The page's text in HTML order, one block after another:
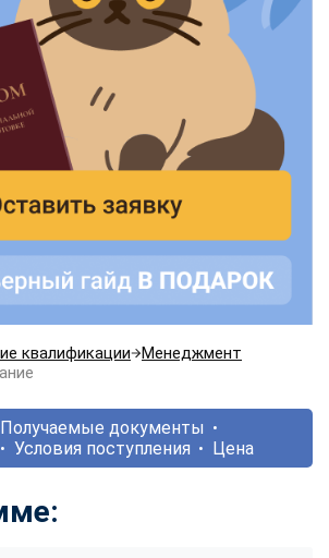
квалификации
Менеджмент
Получаемые документы
Условия поступления Цена